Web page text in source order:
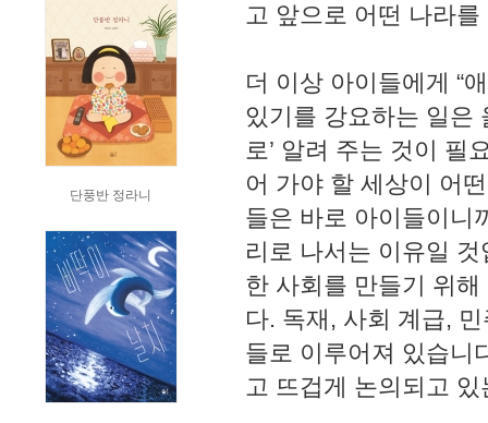
단풍반 정라니
고 앞으로 어떤 나라
더 이상 아이들에게 “
있기를 강요하는 일은
로’ 알려 주는 것이 필
어 가야 할 세상이 어
들은 바로 아이들이니
리로 나서는 이유일
한 사회를 만들기 위
다. 독재, 사회 계급,
들로 이루어져 있습니
고 뜨겁게 논의되고